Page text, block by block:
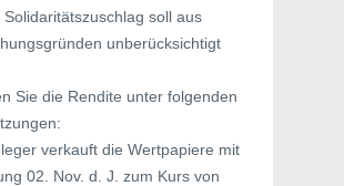
Solidaritätszuschlag soll aus
unberücksichtigt
Sie die Rendite unter folgenden
verkauft die Wertpapiere mit
02. Nov. d. J. zum Kurs von